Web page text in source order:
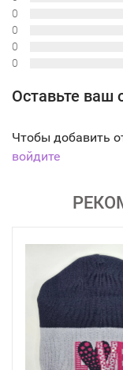
0
0
0
0
Оставьте ваш
Чтобы добавить
войдите